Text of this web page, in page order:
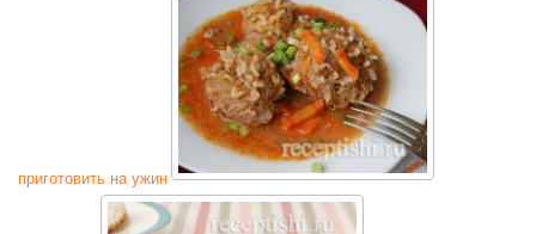
приготовить на ужин